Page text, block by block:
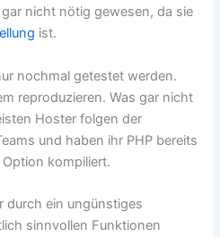
nicht nötig gewesen, da sie
ist.
nochmal getestet werden.
reproduzieren. Was gar nicht
Hoster folgen der
und haben ihr PHP bereits
Option kompiliert.
durch ein ungünstiges
sinnvollen Funktionen